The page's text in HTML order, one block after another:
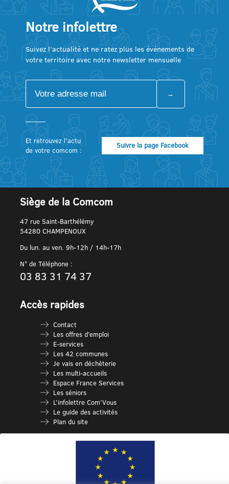
Notre infolettre
Suivez l’actualité et ne ratez plus les événements de
votre territoire avec notre newsletter mensuelle
Et retrouvez l’actu
de votre comcom :
Suivre la page Facebook
Siège de la Comcom
47 rue Saint-Barthélémy
54280 CHAMPENOUX
Du lun. au ven. 9h-12h / 14h-17h
N° de Téléphone :
03 83 31 74 37
Accès rapides
Contact
Les offres d’emploi
E-services
Les 42 communes
Je vais en déchèterie
Les multi-accueils
Espace France Services
Les séniors
L’infolettre Com’Vous
Le guide des activités
Plan du site